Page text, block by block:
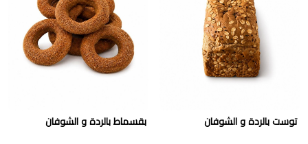
توست بالردة و الشوفان بقسماط بالردة و الشوفان